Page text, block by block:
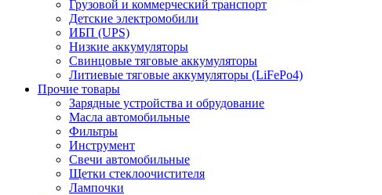
Грузовой и коммерческий транспорт
Детские электромобили
ИБП (UPS)
Низкие аккумуляторы
Свинцовые тяговые аккумуляторы
Литиевые тяговые аккумуляторы (LiFePo4)
Прочие товары
Зарядные устройства и обрудование
Масла автомобильные
Фильтры
Инструмент
Свечи автомобильные
Щетки стеклоочистителя
Лампочки